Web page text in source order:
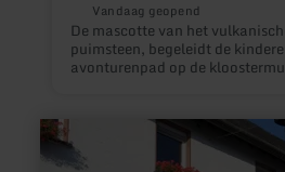
Vandaag geopend
De mascotte van het
puimsteen, begeleidt de
avonturenpad op de
meer
informatie
over: